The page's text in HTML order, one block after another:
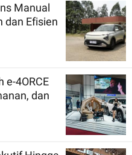
Manual
dan Efisien
e-4ORCE
dan